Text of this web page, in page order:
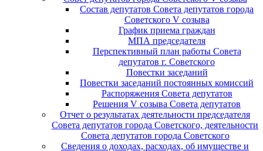
Состав депутатов Совета депутатов города
Советского V созыва
График приема граждан
МПА председателя
Перспективный план работы Совета
депутатов г. Советского
Повестки заседаний
Повестки заседаний постоянных комиссий
Распоряжения Совета депутатов
Решения V созыва Совета депутатов
Отчет о результатах деятельности председателя
Совета депутатов города Советского, деятельности
Совета депутатов города Советского
Сведения о доходах, расходах, об имуществе и